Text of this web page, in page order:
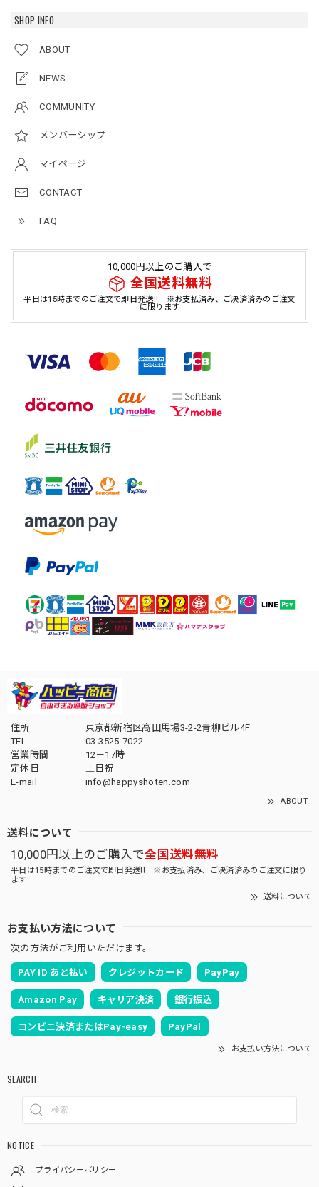
SHOP INFO
ABOUT
NEWS
COMMUNITY
メンバーシップ
マイページ
CONTACT
FAQ
10,000円以上のご購入で
全国送料無料
平日は15時までのご注文で即日発送!! ※お支払済み、ご決済済みのご注文
に限ります
住所
東京都新宿区高田馬場3-2-2青柳ビル4F
TEL
03-3525-7022
営業時間
12－17時
定休日
土日祝
E-mail
info@happyshoten.com
ABOUT
送料について
10,000円以上のご購入で全国送料無料
平日は15時までのご注文で即日発送!! ※お支払済み、ご決済済みのご注文に限り
ます
送料について
お支払い方法について
次の方法がご利用いただけます。
PAY ID あと払い クレジットカード PayPay
Amazon Pay キャリア決済 銀行振込
コンビニ決済またはPay-easy PayPal
お支払い方法について
SEARCH
NOTICE
プライバシーポリシー